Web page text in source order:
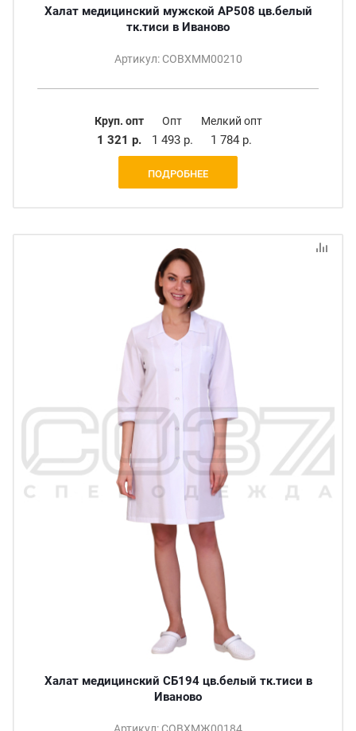
Халат медицинский мужской АР508 цв.белый
тк.тиси в Иваново
Артикул: СОВХММ00210
Круп. опт
1 321 р.
Опт
1 493 р.
Мелкий опт
1 784 р.
ПОДРОБНЕЕ
Халат медицинский СБ194 цв.белый тк.тиси в
Иваново